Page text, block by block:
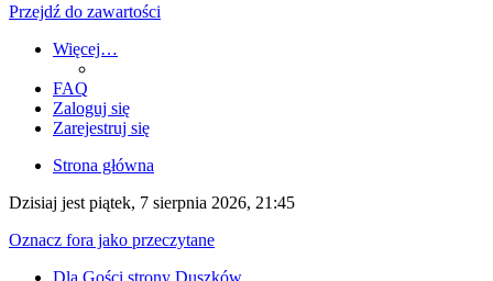
Przejdź do zawartości
Więcej…
FAQ
Zaloguj się
Zarejestruj się
Strona główna
Dzisiaj jest piątek, 7 sierpnia 2026, 21:45
Oznacz fora jako przeczytane
Dla Gości strony Duszków